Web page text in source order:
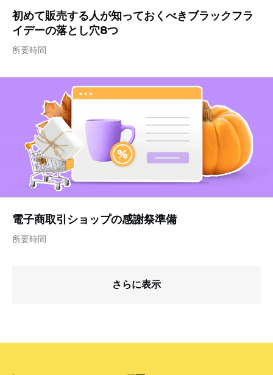
初めて販売する人が知っておくべきブラックフラ
イデーの落とし穴8つ
所要時間
電子商取引ショップの感謝祭準備
所要時間
さらに表示